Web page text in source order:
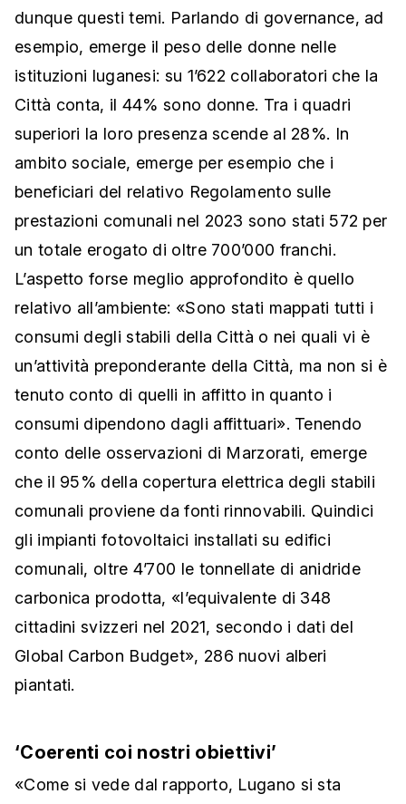
dunque questi temi. Parlando di governance, ad
esempio, emerge il peso delle donne nelle
istituzioni luganesi: su 1’622 collaboratori che la
Città conta, il 44% sono donne. Tra i quadri
superiori la loro presenza scende al 28%. In
ambito sociale, emerge per esempio che i
beneficiari del relativo Regolamento sulle
prestazioni comunali nel 2023 sono stati 572 per
un totale erogato di oltre 700’000 franchi.
L’aspetto forse meglio approfondito è quello
relativo all’ambiente: «Sono stati mappati tutti i
consumi degli stabili della Città o nei quali vi è
un’attività preponderante della Città, ma non si è
tenuto conto di quelli in affitto in quanto i
consumi dipendono dagli affittuari». Tenendo
conto delle osservazioni di Marzorati, emerge
che il 95% della copertura elettrica degli stabili
comunali proviene da fonti rinnovabili. Quindici
gli impianti fotovoltaici installati su edifici
comunali, oltre 4’700 le tonnellate di anidride
carbonica prodotta, «l’equivalente di 348
cittadini svizzeri nel 2021, secondo i dati del
Global Carbon Budget», 286 nuovi alberi
piantati.
‘Coerenti coi nostri obiettivi’
«Come si vede dal rapporto, Lugano si sta